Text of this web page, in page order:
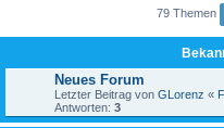
79 Themen
Neues Forum
Letzter Beitrag von GLorenz «
Antworten: 3